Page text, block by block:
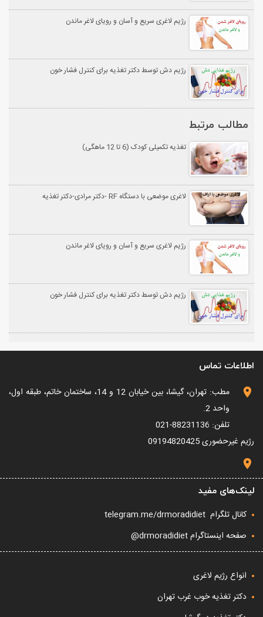
رژیم لاغری سریع و آسان و رویای لاغر ماندن
رژیم دش توسط دکتر تغذیه برای کنترل فشار خون
مطالب مرتبط
تغذیه تکمیلی کودک (6 تا 12 ماهگی)
لاغری موضعی با دستگاه RF -دکتر مرادی-دکتر تغذیه
رژیم لاغری سریع و آسان و رویای لاغر ماندن
رژیم دش توسط دکتر تغذیه برای کنترل فشار خون
اطلاعات تماس
مطب: تهران، گیشا، بین خیابان 12 و 14، ساختمان خاتم، طبقه اول،
واحد 2.
تلفن: 88231136-021
رژیم غیرحضوری09194820425
لینک‌های مفید
کانال تلگرام telegram.me/drmoradidiet
صفحه اینستاگرام drmoradidiet@
انواع رژیم لاغری
دکتر تغذیه خوب غرب تهران